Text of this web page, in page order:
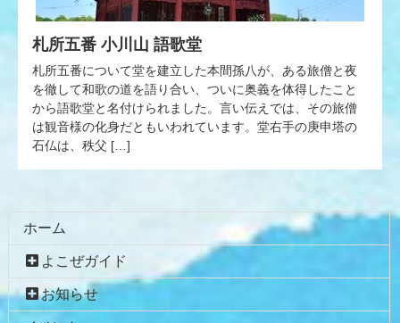
札所五番 小川山 語歌堂
札所五番について堂を建立した本間孫八が、ある旅僧と夜
を徹して和歌の道を語り合い、ついに奥義を体得したこと
から語歌堂と名付けられました。言い伝えでは、その旅僧
は観音様の化身だともいわれています。堂右手の庚申塔の
石仏は、秩父 […]
ン
ツ
ー
先
ホーム
よこぜガイド
お知らせ